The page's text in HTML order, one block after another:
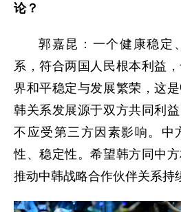
论？
郭嘉昆：一个健康稳定
系，符合两国人民根本利益
界和平稳定与发展繁荣，这
韩关系发展源于双方共同利
不应受第三方因素影响。中
性、稳定性。希望韩方同中
推动中韩战略合作伙伴关系持